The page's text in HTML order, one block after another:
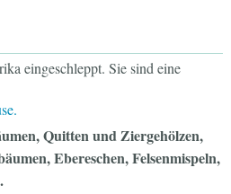
eingeschleppt. Sie sind eine
Quitten und Ziergehölzen,
Ebereschen, Felsenmispeln,